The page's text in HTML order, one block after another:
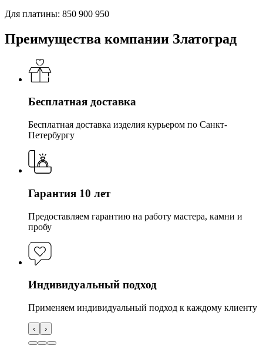
Для платины: 850 900 950
Преимущества компании Златоград
Бесплатная доставка
Бесплатная доставка изделия курьером по Санкт-
Петербургу
Гарантия 10 лет
Предоставляем гарантию на работу мастера, камни и
пробу
Индивидуальный подход
Применяем индивидуальный подход к каждому клиенту
‹ ›